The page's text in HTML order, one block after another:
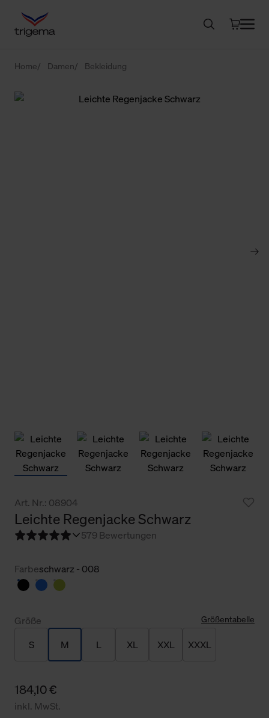
Home Damen Bekleidung
Art. Nr.: 08904
Leichte Regenjacke Schwarz
579 Bewertungen
Farbeschwarz - 008
Größe Größentabelle
S M L XL XXL XXXL
184,10 €
inkl. MwSt.